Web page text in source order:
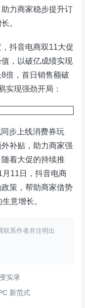
力商家稳步提升订
。
抖音电商双11大促
，以破亿成绩实现
倍，首日销售额破
实现强劲开局：
步上线消费券玩
补贴，助力商家强
着大促的持续推
11日，抖音电商
策，帮助商家借势
意增长。
联系作者并注明出
实录
新范式